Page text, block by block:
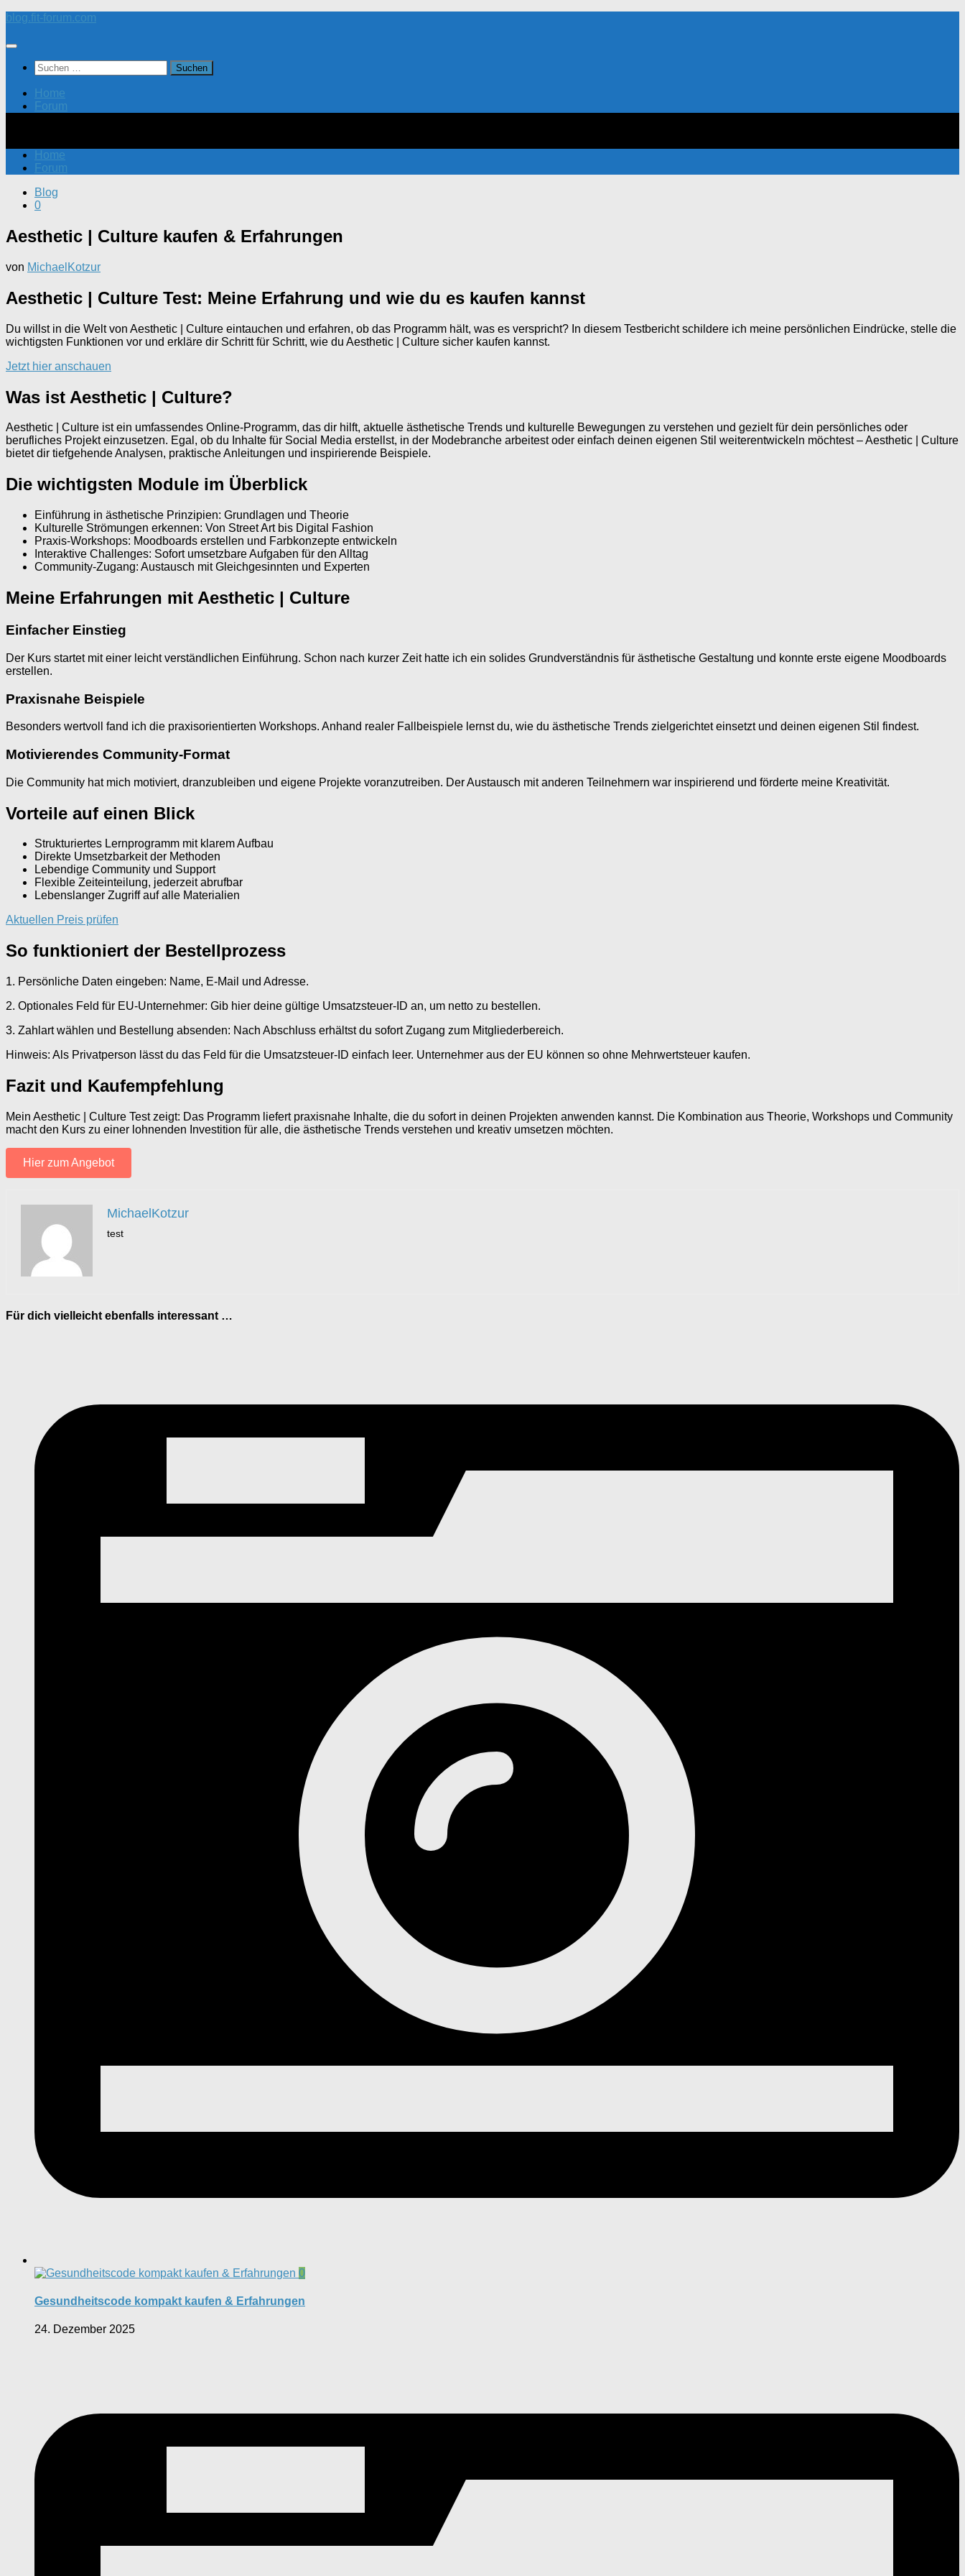
Zum
springen
blog.fit-forum.com
Suchen
nach:
Home
Forum
Home
Forum
Blog
0
Aesthetic | Culture kaufen & Erfahrungen
von MichaelKotzur
Aesthetic | Culture Test: Meine Erfahrung und wie du es kaufen kannst
Du willst in die Welt von Aesthetic | Culture eintauchen und erfahren, ob das Programm hält, was es verspricht? In diesem Testbericht schildere ich meine persönlichen Eindrücke, stelle die
wichtigsten Funktionen vor und erkläre dir Schritt für Schritt, wie du Aesthetic | Culture sicher kaufen kannst.
Jetzt hier anschauen
Was ist Aesthetic | Culture?
Aesthetic | Culture ist ein umfassendes Online-Programm, das dir hilft, aktuelle ästhetische Trends und kulturelle Bewegungen zu verstehen und gezielt für dein persönliches oder
berufliches Projekt einzusetzen. Egal, ob du Inhalte für Social Media erstellst, in der Modebranche arbeitest oder einfach deinen eigenen Stil weiterentwickeln möchtest – Aesthetic | Culture
bietet dir tiefgehende Analysen, praktische Anleitungen und inspirierende Beispiele.
Die wichtigsten Module im Überblick
Einführung in ästhetische Prinzipien: Grundlagen und Theorie
Kulturelle Strömungen erkennen: Von Street Art bis Digital Fashion
Praxis-Workshops: Moodboards erstellen und Farbkonzepte entwickeln
Interaktive Challenges: Sofort umsetzbare Aufgaben für den Alltag
Community-Zugang: Austausch mit Gleichgesinnten und Experten
Meine Erfahrungen mit Aesthetic | Culture
Einfacher Einstieg
Der Kurs startet mit einer leicht verständlichen Einführung. Schon nach kurzer Zeit hatte ich ein solides Grundverständnis für ästhetische Gestaltung und konnte erste eigene Moodboards
erstellen.
Praxisnahe Beispiele
Besonders wertvoll fand ich die praxisorientierten Workshops. Anhand realer Fallbeispiele lernst du, wie du ästhetische Trends zielgerichtet einsetzt und deinen eigenen Stil findest.
Motivierendes Community-Format
Die Community hat mich motiviert, dranzubleiben und eigene Projekte voranzutreiben. Der Austausch mit anderen Teilnehmern war inspirierend und förderte meine Kreativität.
Vorteile auf einen Blick
Strukturiertes Lernprogramm mit klarem Aufbau
Direkte Umsetzbarkeit der Methoden
Lebendige Community und Support
Flexible Zeiteinteilung, jederzeit abrufbar
Lebenslanger Zugriff auf alle Materialien
Aktuellen Preis prüfen
So funktioniert der Bestellprozess
1. Persönliche Daten eingeben: Name, E-Mail und Adresse.
2. Optionales Feld für EU-Unternehmer: Gib hier deine gültige Umsatzsteuer-ID an, um netto zu bestellen.
3. Zahlart wählen und Bestellung absenden: Nach Abschluss erhältst du sofort Zugang zum Mitgliederbereich.
Hinweis: Als Privatperson lässt du das Feld für die Umsatzsteuer-ID einfach leer. Unternehmer aus der EU können so ohne Mehrwertsteuer kaufen.
Fazit und Kaufempfehlung
Mein Aesthetic | Culture Test zeigt: Das Programm liefert praxisnahe Inhalte, die du sofort in deinen Projekten anwenden kannst. Die Kombination aus Theorie, Workshops und Community
macht den Kurs zu einer lohnenden Investition für alle, die ästhetische Trends verstehen und kreativ umsetzen möchten.
Hier zum Angebot
MichaelKotzur
test
Für dich vielleicht ebenfalls interessant …
0
Gesundheitscode kompakt kaufen & Erfahrungen
24. Dezember 2025